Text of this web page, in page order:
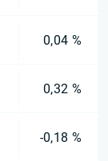
0,04 %
0,32 %
-0,18 %